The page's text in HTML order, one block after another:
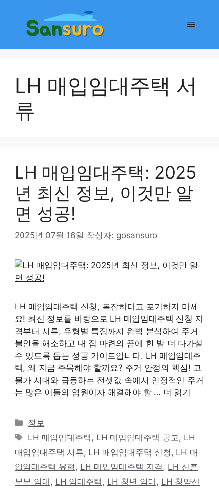
메
LH 매입임대주택 서
류
LH 매입임대주택: 2025
년 최신 정보, 이것만 알
면 성공!
2025년 07월 16일 작성자: gosansuro
LH 매입임대주택 신청, 복잡하다고 포기하지 마세
요! 최신 정보를 바탕으로 LH 매입임대주택 신청 자
격부터 서류, 유형별 특징까지 완벽 분석하여 주거
불안을 해소하고 내 집 마련의 꿈에 한 발 더 다가설
수 있도록 돕는 성공 가이드입니다. LH 매입임대주
택, 왜 지금 주목해야 할까요? 주거 안정의 핵심! 고
물가 시대와 급등하는 전셋값 속에서 안정적인 주거
는 많은 이들의 염원이자 해결해야 할 … 더 읽기
카
테
리
정보
태
그
LH 매입임대주택 , LH 매입임대주택 공고 , LH
매입임대주택 서류, LH 매입임대주택 신청 , LH 매
입임대주택 유형 , LH 매입임대주택 자격 , LH 신혼
부부 임대 , LH 임대주택 , LH 청년 임대 , LH 청약센